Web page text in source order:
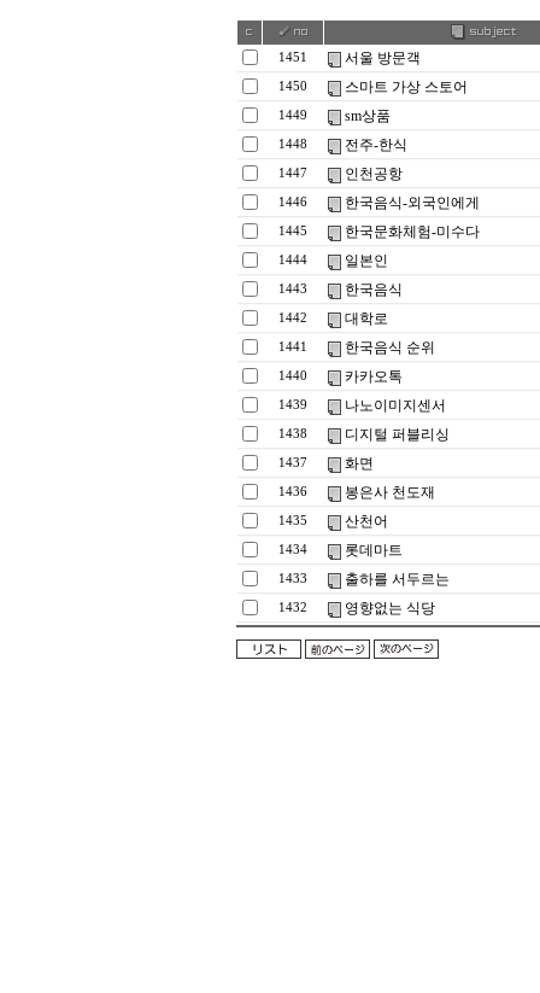
1451 서울 방문객
1450 스마트 가상 스토어
1449 sm상품
1448 전주-한식
1447 인천공항
1446 한국음식-외국인에게
1445 한국문화체험-미수다
1444 일본인
1443 한국음식
1442 대학로
1441 한국음식 순위
1440 카카오톡
1439 나노이미지센서
1438 디지털 퍼블리싱
1437 화면
1436 봉은사 천도재
1435 산천어
1434 롯데마트
1433 출하를 서두르는
1432 영향없는 식당